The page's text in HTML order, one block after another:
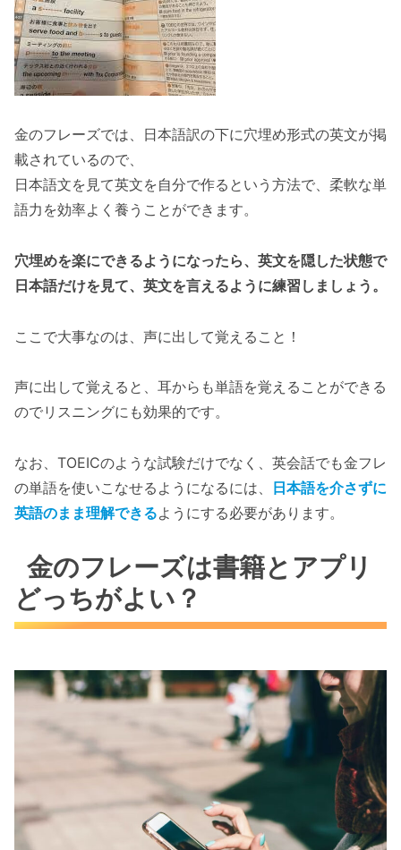
金のフレーズでは、日本語訳の下に穴埋め形式の英文が掲
載されているので、
日本語文を見て英文を自分で作るという方法で、柔軟な単
語力を効率よく養うことができます。
穴埋めを楽にできるようになったら、英文を隠した状態で
日本語だけを見て、英文を言えるように練習しましょう。
ここで大事なのは、声に出して覚えること！
声に出して覚えると、耳からも単語を覚えることができる
のでリスニングにも効果的です。
なお、TOEICのような試験だけでなく、英会話でも金フレ
の単語を使いこなせるようになるには、
日本語を介さずに
英語のまま理解できるようにする必要があります。
金のフレーズは書籍とアプリ
どっちがよい？